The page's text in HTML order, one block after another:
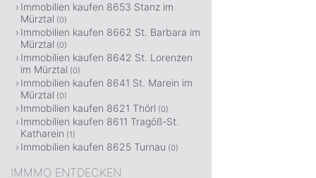
Immobilien kaufen 8653 Stanz im
Mürztal (0)
Immobilien kaufen 8662 St. Barbara im
Mürztal (0)
Immobilien kaufen 8642 St. Lorenzen
im Mürztal (0)
Immobilien kaufen 8641 St. Marein im
Mürztal (0)
Immobilien kaufen 8621 Thörl (0)
Immobilien kaufen 8611 Tragöß-St.
Katharein (1)
Immobilien kaufen 8625 Turnau (0)
IMMMO ENTDECKEN